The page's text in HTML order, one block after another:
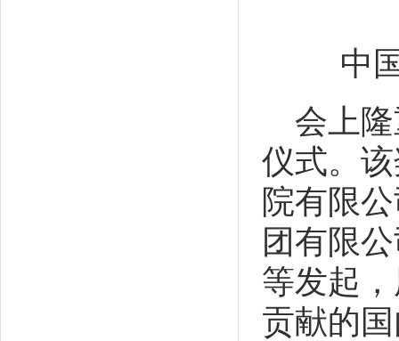
中
会上
仪式。
院有限
团有限
等发起
贡献的